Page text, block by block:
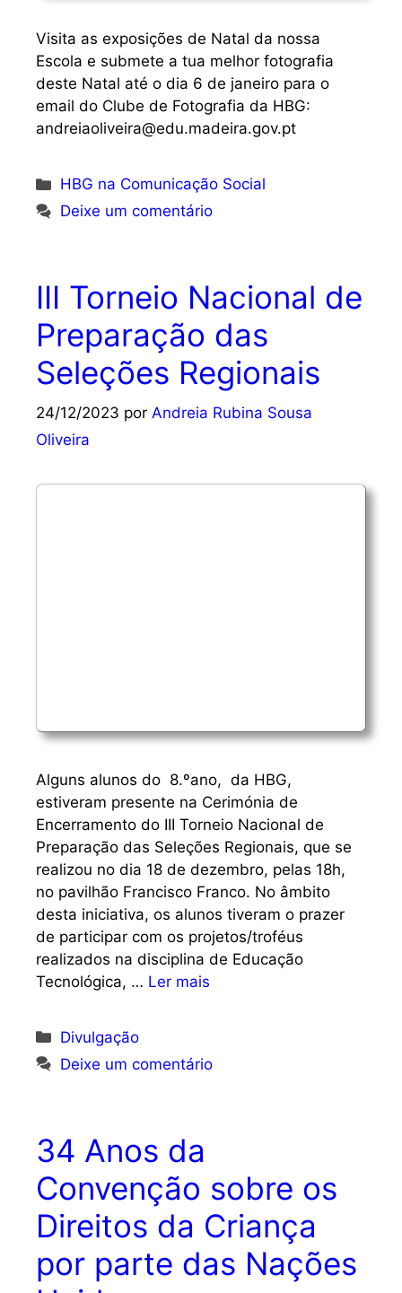
Visita as exposições de Natal da nossa
Escola e submete a tua melhor fotografia
deste Natal até o dia 6 de janeiro para o
email do Clube de Fotografia da HBG:
andreiaoliveira@edu.madeira.gov.pt
Categorias
HBG na Comunicação Social
Deixe um comentário
III Torneio Nacional de
Preparação das
Seleções Regionais
24/12/2023 por Andreia Rubina Sousa
Oliveira
Alguns alunos do 8.ºano, da HBG,
estiveram presente na Cerimónia de
Encerramento do III Torneio Nacional de
Preparação das Seleções Regionais, que se
realizou no dia 18 de dezembro, pelas 18h,
no pavilhão Francisco Franco. No âmbito
desta iniciativa, os alunos tiveram o prazer
de participar com os projetos/troféus
realizados na disciplina de Educação
Tecnológica, … Ler mais
Categorias
Divulgação
Deixe um comentário
34 Anos da
Convenção sobre os
Direitos da Criança
por parte das Nações